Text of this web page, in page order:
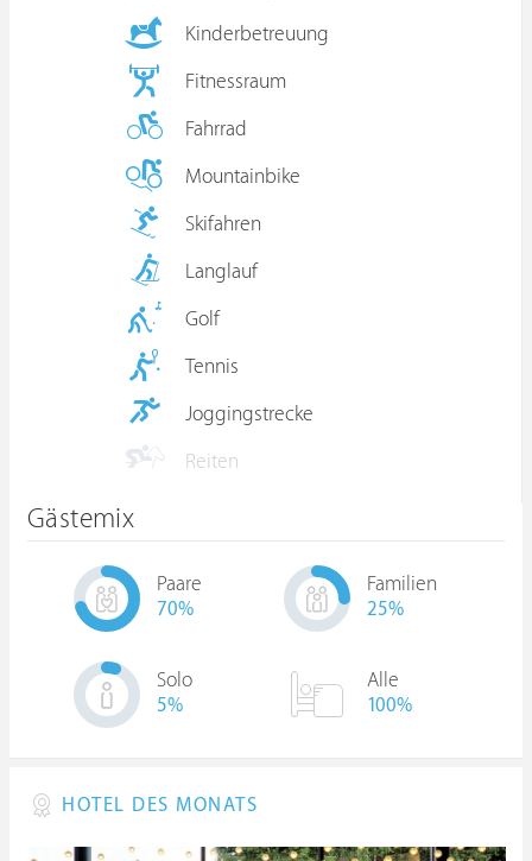
Kinderbetreuung
Fitnessraum
Fahrrad
Mountainbike
Skifahren
Langlauf
Golf
Tennis
Joggingstrecke
Reiten
Gästemix
Paare
70%
Familien
25%
Solo
5%
Alle
100%
HOTEL DES MONATS